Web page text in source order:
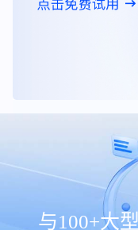
与100+大